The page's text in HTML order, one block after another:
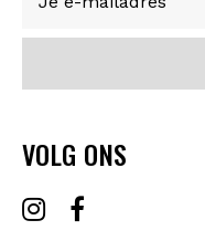
VOLG ONS